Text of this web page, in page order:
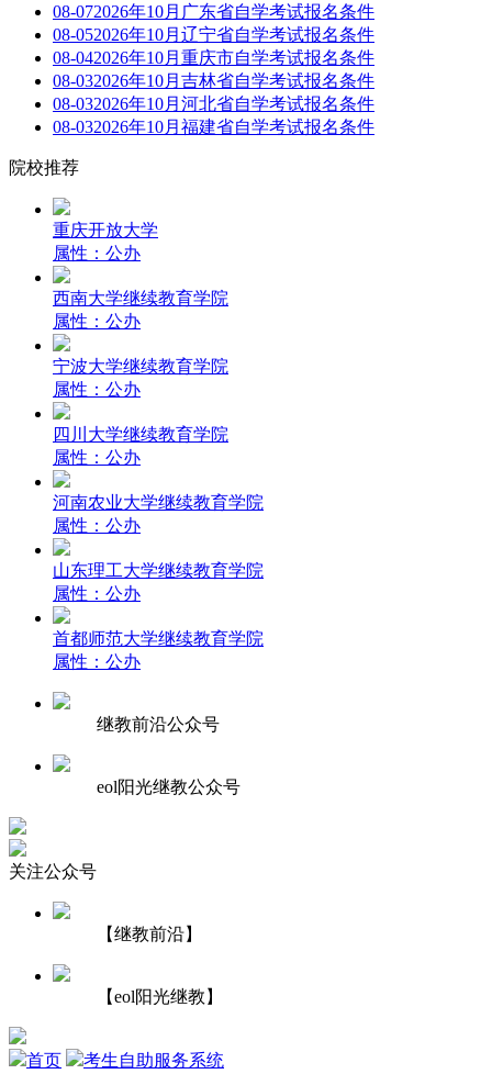
08-072026年10月广东省自学考试报名条件
08-052026年10月辽宁省自学考试报名条件
08-042026年10月重庆市自学考试报名条件
08-032026年10月吉林省自学考试报名条件
08-032026年10月河北省自学考试报名条件
08-032026年10月福建省自学考试报名条件
院校推荐
重庆开放大学
属性：公办
西南大学继续教育学院
属性：公办
宁波大学继续教育学院
属性：公办
四川大学继续教育学院
属性：公办
河南农业大学继续教育学院
属性：公办
山东理工大学继续教育学院
属性：公办
首都师范大学继续教育学院
属性：公办
继教前沿公众号
eol阳光继教公众号
关注公众号
【继教前沿】
【eol阳光继教】
首页 考生自助服务系统